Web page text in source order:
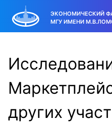
ЭКОНОМИЧЕСКИЙ
МГУ ИМЕНИ
других